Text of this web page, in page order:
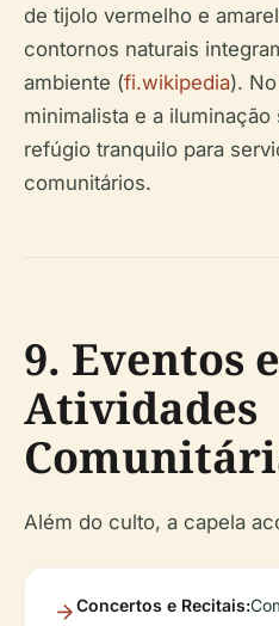
de tijolo vermelho e
contornos naturais
ambiente (fi.wikipedia).
minimalista e a
refúgio tranquilo para
comunitários.
9. Eventos e
Atividades
Além do culto, a capela
Concertos e Recitais: